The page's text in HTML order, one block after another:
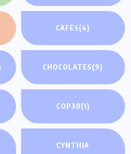
CAFÉS(4)
CHOCOLATES(9)
COP30(1)
CYNTHIA